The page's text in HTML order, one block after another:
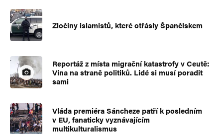
Zločiny islamistů, které otřásly Španělskem
Reportáž z místa migrační katastrofy v Ceutě:
Vina na straně politiků. Lidé si musí poradit
sami
Vláda premiéra Sáncheze patří k posledním
v EU, fanaticky vyznávajícím
multikulturalismus